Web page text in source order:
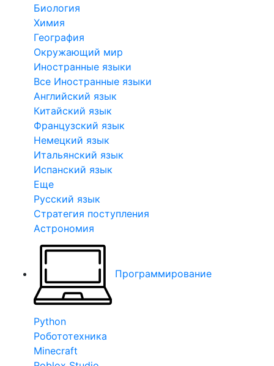
Биология
Химия
География
Окружающий мир
Иностранные языки
Все Иностранные языки
Английский язык
Китайский язык
Французский язык
Немецкий язык
Итальянский язык
Испанский язык
Еще
Русский язык
Стратегия поступления
Астрономия
Программирование
Python
Робототехника
Minecraft